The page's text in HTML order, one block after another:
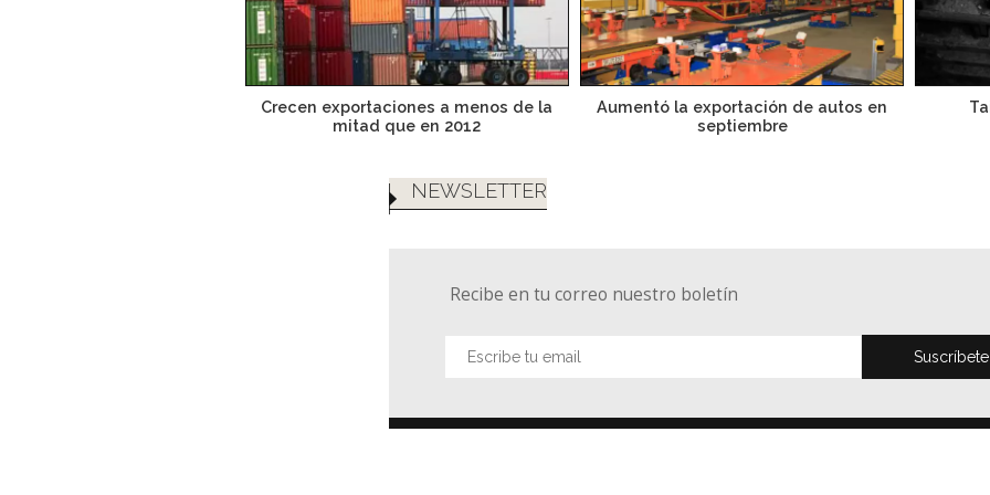
Crecen exportaciones a menos de la
mitad que en 2012
Aumentó la exportación de autos en
septiembre
NEWSLETTER
Recibe en tu correo nuestro boletín